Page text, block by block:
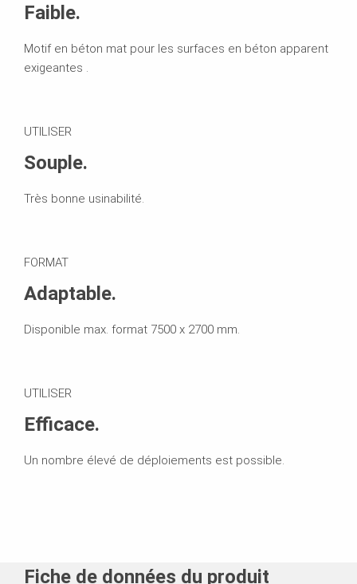
Faible.
Motif en béton mat pour les surfaces en béton apparent
exigeantes .
UTILISER
Souple.
Très bonne usinabilité.
FORMAT
Adaptable.
Disponible max. format 7500 x 2700 mm.
UTILISER
Efficace.
Un nombre élevé de déploiements est possible.
Fiche de données du produit